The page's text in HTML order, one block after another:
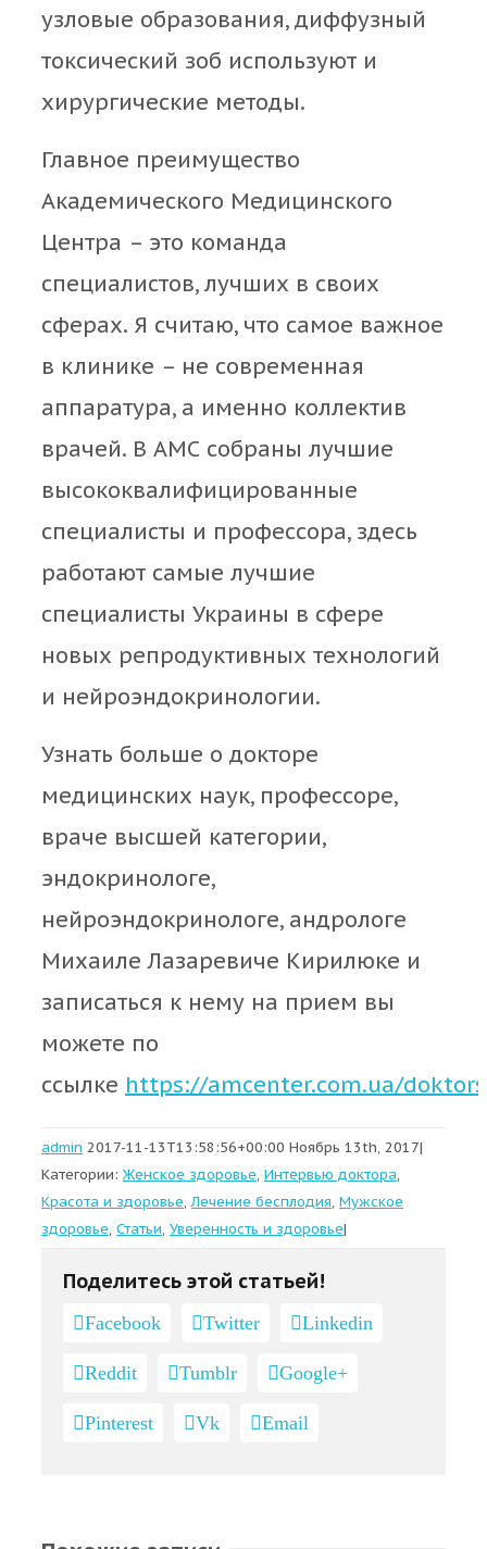
узловые образования, диффузный
токсический зоб используют и
хирургические методы.
Главное преимущество
Академического Медицинского
Центра – это команда
специалистов, лучших в своих
сферах. Я считаю, что самое важное
в клинике – не современная
аппаратура, а именно коллектив
врачей. В АМС собраны лучшие
высококвалифицированные
специалисты и профессора, здесь
работают самые лучшие
специалисты Украины в сфере
новых репродуктивных технологий
и нейроэндокринологии.
Узнать больше о докторе
медицинских наук, профессоре,
враче высшей категории,
эндокринологе,
нейроэндокринологе, андрологе
Михаиле Лазаревиче Кирилюке и
записаться к нему на прием вы
можете по
ссылке https://amcenter.com.ua/
admin 2017-11-13T13:58:56+00:00 Ноябрь 13th, 2017|
Категории: Женское здоровье, Интервью доктора,
Красота и здоровье,Лечение бесплодия, Мужское
здоровье, Статьи, Уверенность и здоровье|
Поделитесь этой статьей!
Facebook Twitter Linkedin
Reddit Tumblr Google+
Pinterest Vk Email